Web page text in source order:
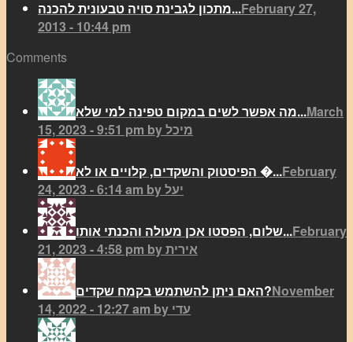
מתכון לגבינת סויה טבעונית להכנה...February 27,
2013 - 10:44 pm
Comments
מה אפשר לשים במקום טפינה למי שלא...March
15, 2023 - 9:51 pm by מיכל
הפיסטוק והשקדים, קלויים או לא �...February
24, 2023 - 6:14 am by יעל
שלום, הפסטו אכן מעולה והכנתי אותו...February
21, 2023 - 4:58 pm by אירית
האם ניתן להשתמש בקמח שקדים?November
14, 2022 - 12:27 am by עדי